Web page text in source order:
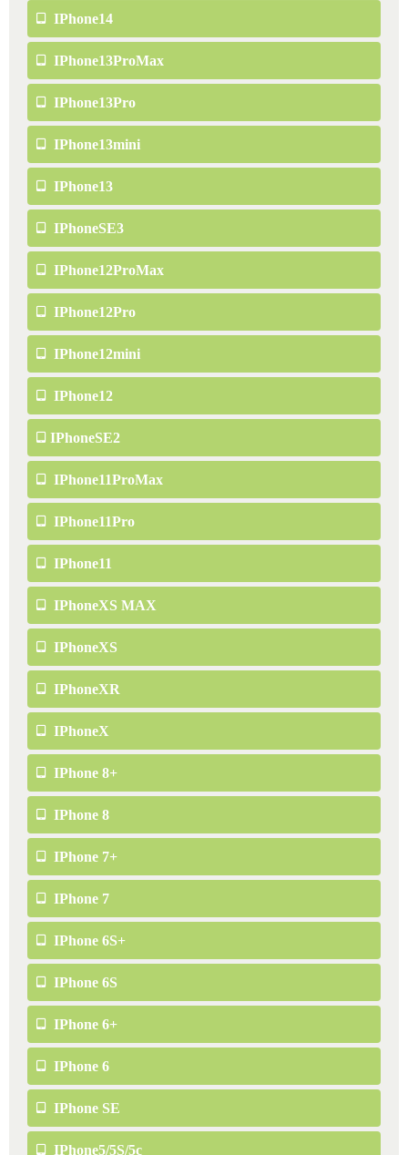
IPhone14
IPhone13ProMax
IPhone13Pro
IPhone13mini
IPhone13
IPhoneSE3
IPhone12ProMax
IPhone12Pro
IPhone12mini
IPhone12
IPhoneSE2
IPhone11ProMax
IPhone11Pro
IPhone11
IPhoneXS MAX
IPhoneXS
IPhoneXR
IPhoneX
IPhone 8+
IPhone 8
IPhone 7+
IPhone 7
IPhone 6S+
IPhone 6S
IPhone 6+
IPhone 6
IPhone SE
IPhone5/5S/5c